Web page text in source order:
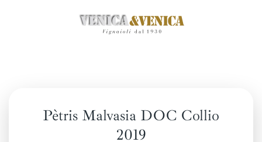
Pètris Malvasia DOC Collio
2019